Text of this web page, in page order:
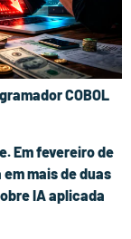
COBOL
Em fevereiro de
mais de duas
IA aplicada